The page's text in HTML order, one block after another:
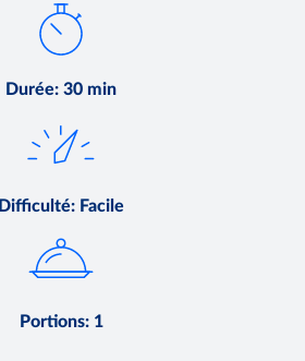
Durée: 30 min
Difficulté: Facile
Portions: 1